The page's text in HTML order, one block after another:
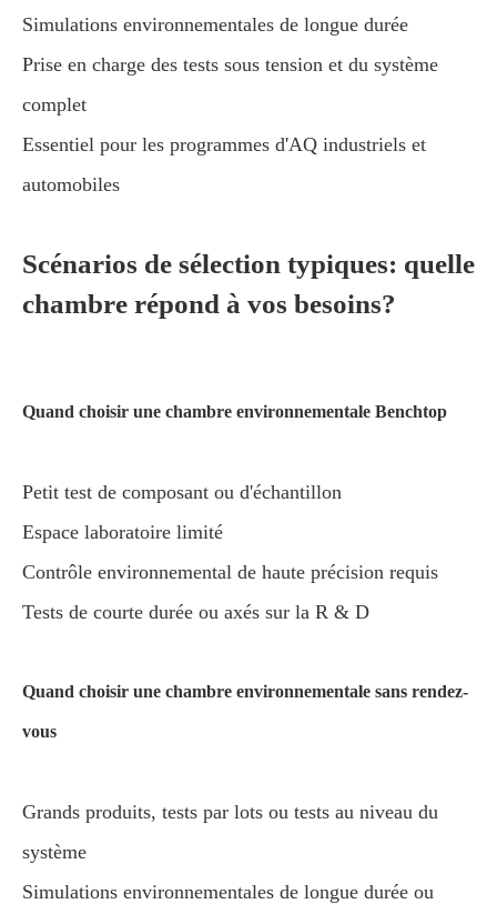
Simulations environnementales de longue durée
Prise en charge des tests sous tension et du système
complet
Essentiel pour les programmes d'AQ industriels et
automobiles
Scénarios de sélection typiques: quelle
chambre répond à vos besoins?
Quand choisir une chambre environnementale Benchtop
Petit test de composant ou d'échantillon
Espace laboratoire limité
Contrôle environnemental de haute précision requis
Tests de courte durée ou axés sur la R & D
Quand choisir une chambre environnementale sans rendez-
vous
Grands produits, tests par lots ou tests au niveau du
système
Simulations environnementales de longue durée ou